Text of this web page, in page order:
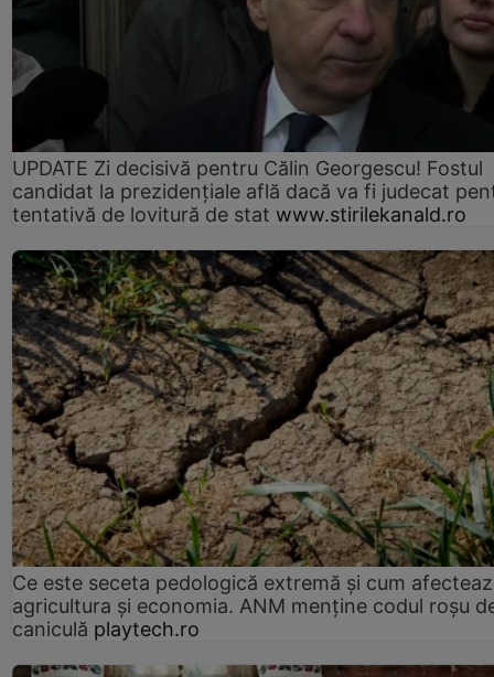
UPDATE Zi decisivă pentru Călin Georgescu! Fostul
candidat la prezidențiale află dacă va fi judecat
tentativă de lovitură de stat www.stirilekanald.ro
Ce este seceta pedologică extremă și cum
agricultura și economia. ANM menține codul roșu
caniculă playtech.ro